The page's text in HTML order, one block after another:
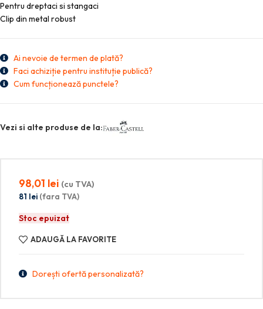
Pentru dreptaci si stangaci
Clip din metal robust
Ai nevoie de termen de plată?
Faci achiziție pentru instituție publică?
Cum funcționează punctele?
Vezi si alte produse de la:
98,01 lei (cu TVA)
81 lei (fara TVA)
Stoc epuizat
ADAUGĂ LA FAVORITE
Dorești ofertă personalizată?